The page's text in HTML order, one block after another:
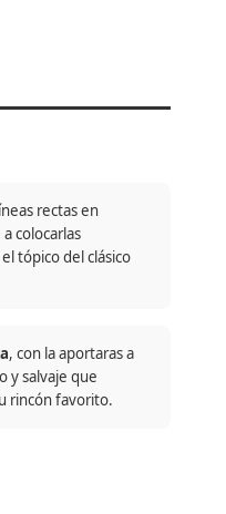
rectas en
colocarlas
tópico del clásico
, con la aportaras a
y salvaje que
rincón favorito.